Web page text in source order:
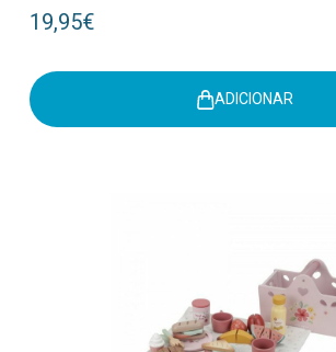
19,95€
ADICIONAR